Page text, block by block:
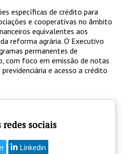
específicas de crédito para
e cooperativas no âmbito
equivalentes aos
reforma agrária. O Executivo
permanentes de
com foco em emissão de notas
e acesso a crédito
sociais
Linkedin